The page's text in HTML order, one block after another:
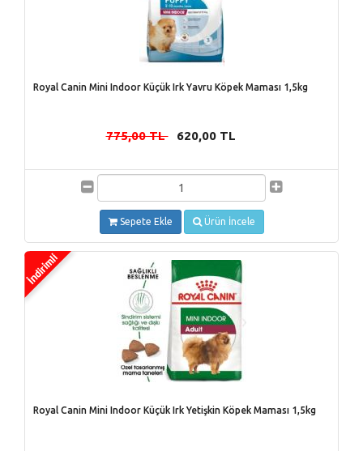
Royal Canin Mini Indoor Küçük Irk Yavru Köpek Maması 1,5kg
775,00 TL- 620,00 TL
Sepete Ekle Ürün İncele
Royal Canin Mini Indoor Küçük Irk Yetişkin Köpek Maması 1,5kg